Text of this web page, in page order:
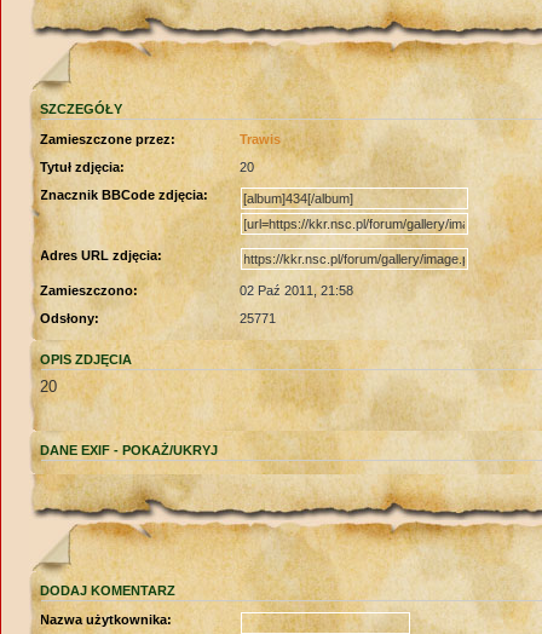
SZCZEGÓŁY
Zamieszczone przez:
Trawis
Tytuł zdjęcia:
20
Znacznik BBCode zdjęcia:
Adres URL zdjęcia:
Zamieszczono:
02 Paź 2011, 21:58
Odsłony:
25771
OPIS ZDJĘCIA
20
DANE EXIF - POKAŻ/UKRYJ
DODAJ KOMENTARZ
Nazwa użytkownika: